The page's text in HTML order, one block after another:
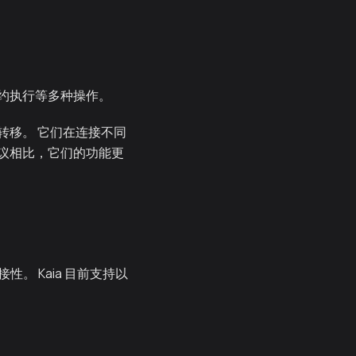
行等多种操作。
移。 它们在连接不同
相比，它们的功能更
性。 Kaia 目前支持以